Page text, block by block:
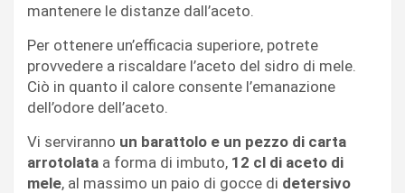
mantenere le distanze dall’aceto.
Per ottenere un’efficacia superiore, potrete
provvedere a riscaldare l’aceto del sidro di mele.
Ciò in quanto il calore consente l’emanazione
dell’odore dell’aceto.
Vi serviranno un barattolo e un pezzo di carta
arrotolata a forma di imbuto, 12 cl di aceto di
mele, al massimo un paio di gocce di detersivo